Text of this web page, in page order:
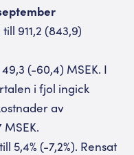
911,2 (843,9)
(-60,4) MSEK. I
i fjol ingick
av
MSEK.
5,4% (-7,2%). Rensat